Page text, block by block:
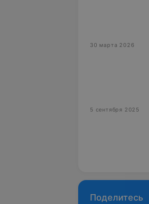
30 марта 2026
5 сентября 2025
Поделитесь